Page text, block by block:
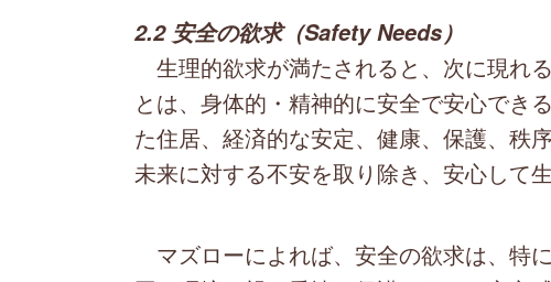
2.2 安全の欲求（Safety Needs）
生理的欲求が満たされると、次に現れ
とは、身体的・精神的に安全で安心でき
た住居、経済的な安定、健康、保護、秩
未来に対する不安を取り除き、安心して
マズローによれば、安全の欲求は、特